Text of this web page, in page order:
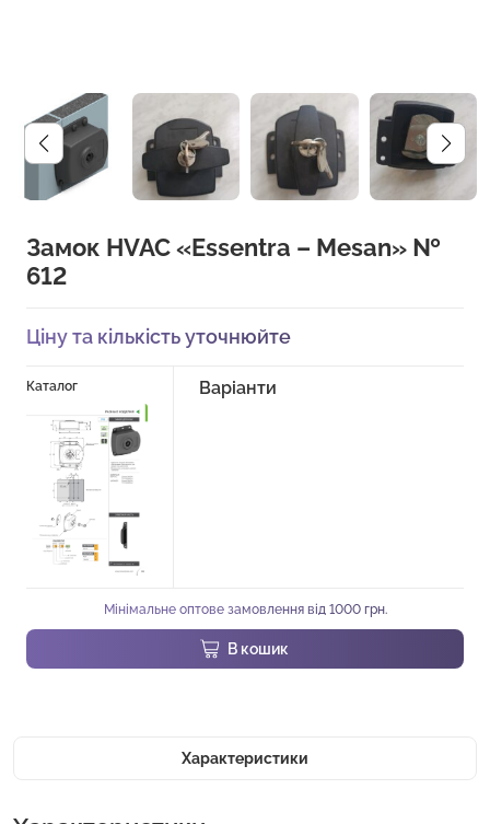
Замок HVAC «Essentra – Mesan» №
612
Ціну та кількість уточнюйте
Каталог Варіанти
Мінімальне оптове замовлення від 1000 грн.
В кошик
Характеристики